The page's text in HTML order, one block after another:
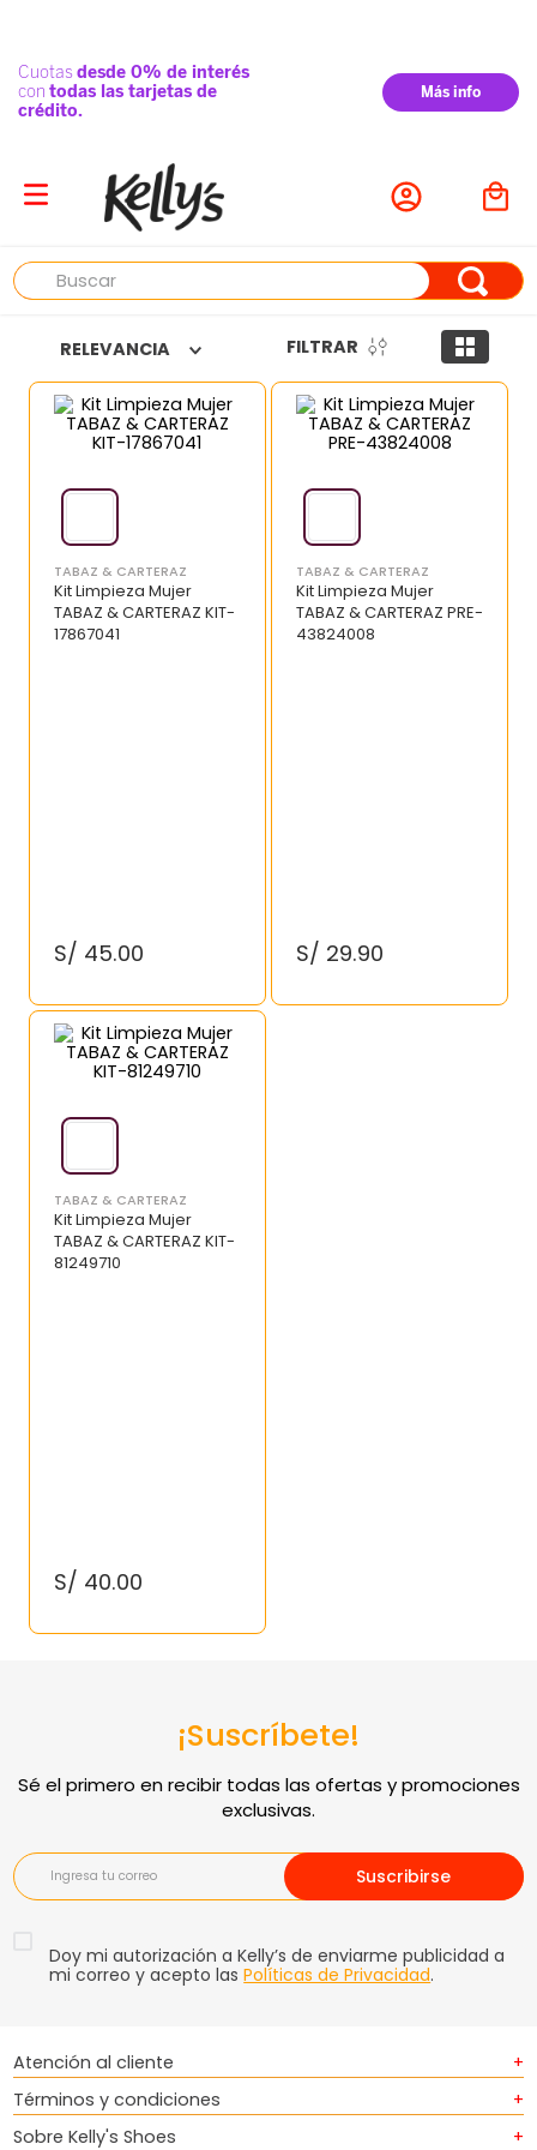
Buscar
RELEVANCIA FILTRAR
TABAZ & CARTERAZ
Kit Limpieza Mujer
TABAZ & CARTERAZ KIT-
17867041
S/ 45.00
TABAZ & CARTERAZ
Kit Limpieza Mujer
TABAZ & CARTERAZ PRE-
43824008
S/ 29.90
TABAZ & CARTERAZ
Kit Limpieza Mujer
TABAZ & CARTERAZ KIT-
81249710
S/ 40.00
¡Suscríbete!
Suscribirse
Doy mi autorización a Kelly’s de enviarme publicidad a
mi correo y acepto lasPolíticas de Privacidad.
Atención al cliente
+
Términos y condiciones
+
Sobre Kelly's Shoes
+